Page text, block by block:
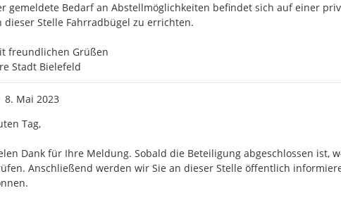
gemeldete Bedarf an Abstellmöglichkeiten befindet sich auf einer
dieser Stelle Fahrradbügel zu errichten.
freundlichen Grüßen
Stadt Bielefeld
Zeitpunkt des Erstellens
8. Mai 2023
Tag,
Dank für Ihre Meldung. Sobald die Beteiligung abgeschlossen ist,
Anschließend werden wir Sie an dieser Stelle öffentlich